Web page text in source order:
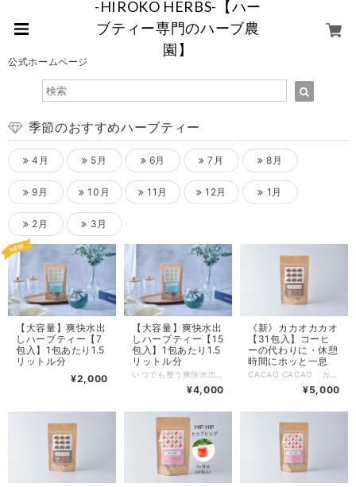
-HIROKO HERBS-【ハー
ブティー専門のハーブ農
園】
公式ホームページ
季節のおすすめハーブティー
4月 5月 6月 7月 8月
9月 10月 11月 12月 1月
2月 3月
【大容量】爽快水出
しハーブティー【7
包入】1包あたり1.5
リットル分
¥2,000
【大容量】爽快水出
しハーブティー【15
包入】1包あたり1.5
リットル分
¥4,000
《新》カカオカカオ
【31包入】コーヒ
ーの代わりに・休憩
時間にホッと一息
¥5,000